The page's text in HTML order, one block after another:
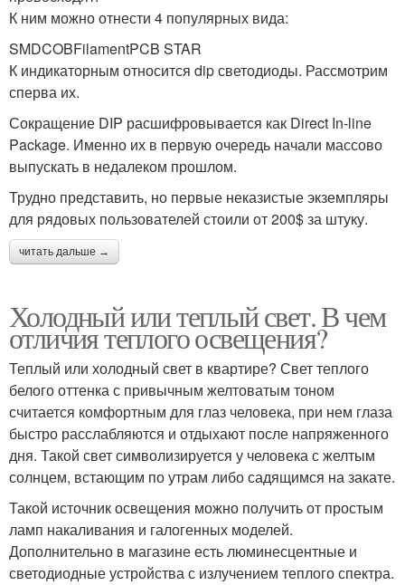
К ним можно отнести 4 популярных вида:
SMDCOBFilamentPCB STAR
К индикаторным относится dip светодиоды. Рассмотрим
сперва их.
Сокращение DIP расшифровывается как Direct In-line
Package. Именно их в первую очередь начали массово
выпускать в недалеком прошлом.
Трудно представить, но первые неказистые экземпляры
для рядовых пользователей стоили от 200$ за штуку.
читать дальше →
Холодный или теплый свет. В чем
отличия теплого освещения?
Теплый или холодный свет в квартире? Свет теплого
белого оттенка с привычным желтоватым тоном
считается комфортным для глаз человека, при нем глаза
быстро расслабляются и отдыхают после напряженного
дня. Такой свет символизируется у человека с желтым
солнцем, встающим по утрам либо садящимся на закате.
Такой источник освещения можно получить от простым
ламп накаливания и галогенных моделей.
Дополнительно в магазине есть люминесцентные и
светодиодные устройства с излучением теплого спектра.